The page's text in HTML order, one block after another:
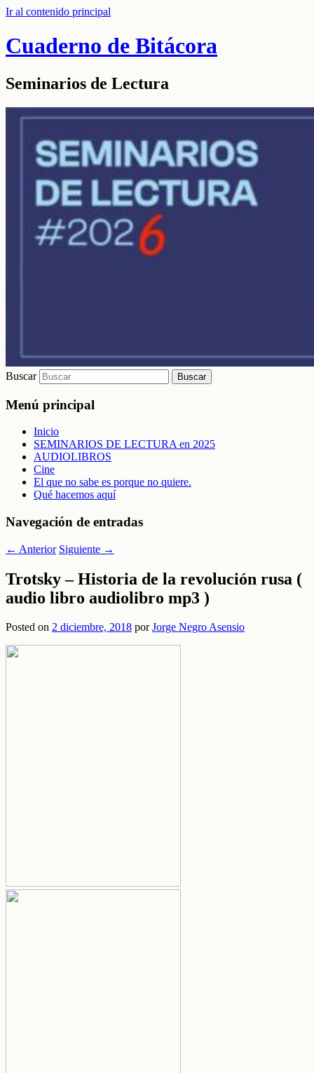
Ir al contenido principal
Cuaderno de Bitácora
Seminarios de Lectura
Buscar
Menú principal
Inicio
SEMINARIOS DE LECTURA en 2025
AUDIOLIBROS
Cine
El que no sabe es porque no quiere.
Qué hacemos aquí
Navegación de entradas
← Anterior Siguiente →
Trotsky – Historia de la revolución rusa (
audio libro audiolibro mp3 )
Posted on 2 diciembre, 2018 porJorge Negro Asensio